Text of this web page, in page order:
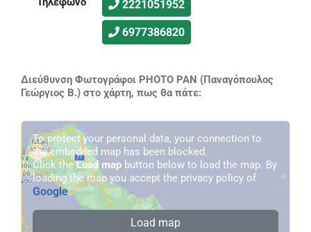
2221051952
6977386820
Διεύθυνση Φωτογράφοι PHOTO PAN (Παναγόπουλος
Γεώργιος Β.) στο χάρτη, πως θα πάτε:
To protect your personal data, your connection to
the embedded map has been blocked.
Click theLoad map button below to load the map. By
loading the map you accept the privacy policy of
Google.
Load map